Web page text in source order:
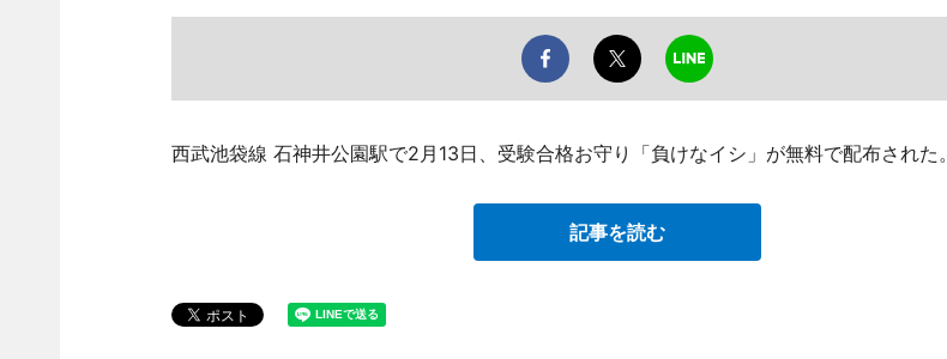
西武池袋線 石神井公園駅で2月13日、受験合格お守り「負けなイシ」が無料で配布された。
記事を読む